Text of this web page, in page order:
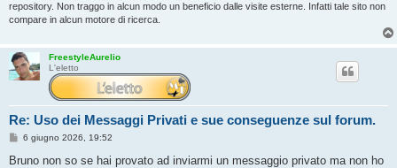
repository. Non traggo in alcun modo un beneficio dalle visite esterne. Infatti tale sito non
compare in alcun motore di ricerca.
FreestyleAurelio
L'eletto
Re: Uso dei Messaggi Privati e sue conseguenze sul forum.
M
s
6 giugno 2026, 19:52
Bruno non so se hai provato ad inviarmi un messaggio privato ma non ho